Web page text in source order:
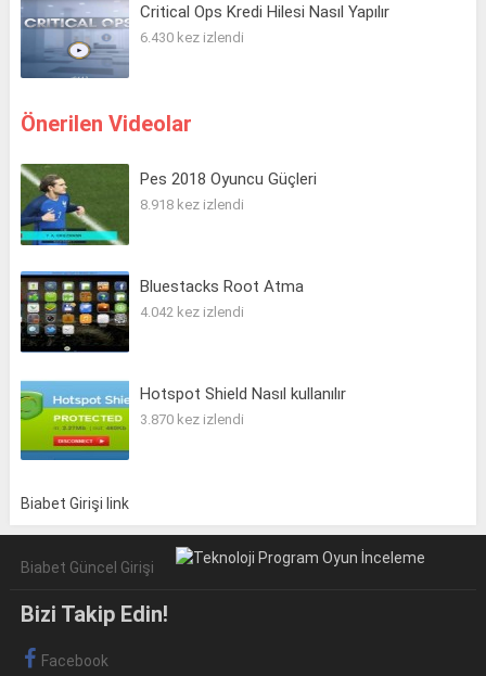
Critical Ops Kredi Hilesi Nasıl Yapılır
6.430 kez izlendi
Önerilen Videolar
Pes 2018 Oyuncu Güçleri
8.918 kez izlendi
Bluestacks Root Atma
4.042 kez izlendi
Hotspot Shield Nasıl kullanılır
3.870 kez izlendi
Biabet Girişi link
Biabet Güncel Girişi
Bizi Takip Edin!
Facebook